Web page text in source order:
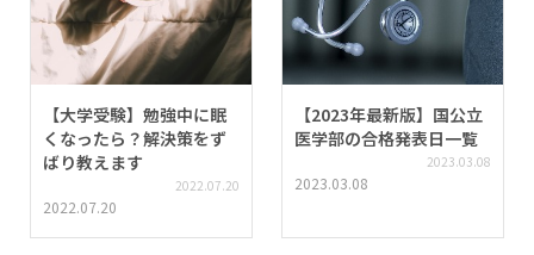
【大学受験】勉強中に眠
くなったら？解決策をず
ばり教えます
2022.07.20
2022.07.20
【2023年最新版】国公立
医学部の合格発表日一覧
2023.03.08
2023.03.08